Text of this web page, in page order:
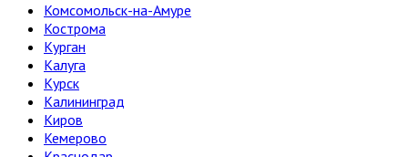
Комсомольск-на-Амуре
Кострома
Курган
Калуга
Курск
Калининград
Киров
Кемерово